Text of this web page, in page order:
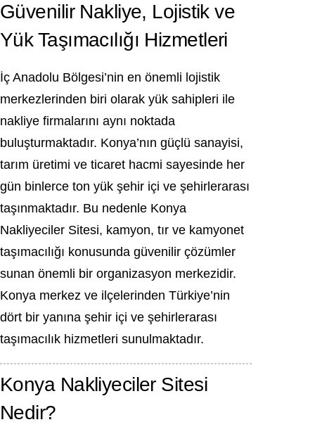
Güvenilir Nakliye, Lojistik ve
Yük Taşımacılığı Hizmetleri
İç Anadolu Bölgesi’nin en önemli lojistik
merkezlerinden biri olarak yük sahipleri ile
nakliye firmalarını aynı noktada
buluşturmaktadır. Konya’nın güçlü sanayisi,
tarım üretimi ve ticaret hacmi sayesinde her
gün binlerce ton yük şehir içi ve şehirlerarası
taşınmaktadır. Bu nedenle Konya
Nakliyeciler Sitesi, kamyon, tır ve kamyonet
taşımacılığı konusunda güvenilir çözümler
sunan önemli bir organizasyon merkezidir.
Konya merkez ve ilçelerinden Türkiye’nin
dört bir yanına şehir içi ve şehirlerarası
taşımacılık hizmetleri sunulmaktadır.
Konya Nakliyeciler Sitesi
Nedir?